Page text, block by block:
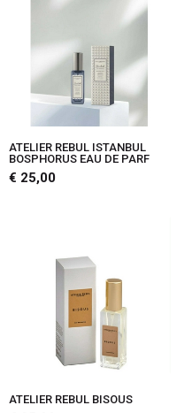
ATELIER REBUL ISTANBUL
BOSPHORUS EAU DE PARF
€ 25,00
ATELIER REBUL BISOUS